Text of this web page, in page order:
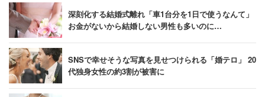
深刻化する結婚式離れ「車1台分を1日で使うなんて」
お金がないから結婚しない男性も多いのに…
SNSで幸せそうな写真を見せつけられる「婚テロ」 20
代独身女性の約3割が被害に